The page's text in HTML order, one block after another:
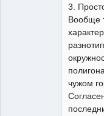
3.
Вообще
чужом